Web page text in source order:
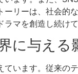
リーは、社会
マを創造し続けて
に与える
います。従来